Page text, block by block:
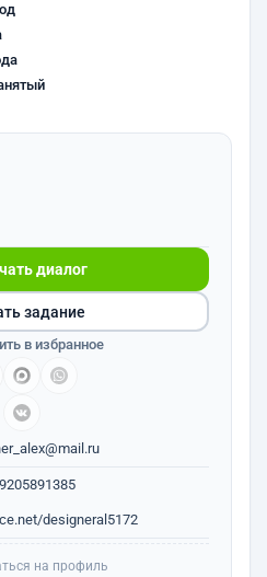
диалог
designeral5172
задание
в избранное
на профиль